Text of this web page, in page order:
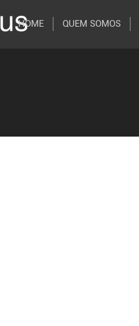
HOME QUEM SOMOS